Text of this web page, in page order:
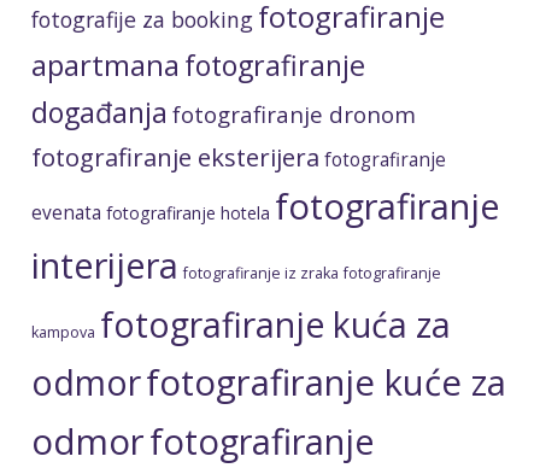
fotografije za booking fotografiranje
apartmana fotografiranje
događanja fotografiranje dronom
fotografiranje eksterijera fotografiranje
evenata fotografiranje hotela fotografiranje
interijera fotografiranje iz zraka fotografiranje
kampova fotografiranje kuća za
odmorfotografiranje kuće za
odmorfotografiranje